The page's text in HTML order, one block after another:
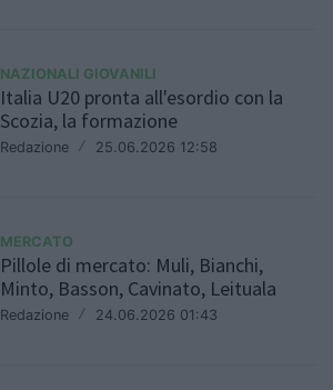
NAZIONALI GIOVANILI
Italia U20 pronta all'esordio con la
Scozia, la formazione
Redazione / 25.06.2026 12:58
MERCATO
Pillole di mercato: Muli, Bianchi,
Minto, Basson, Cavinato, Leituala
Redazione / 24.06.2026 01:43